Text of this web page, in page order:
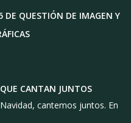
DE QUESTIÓN DE IMAGEN Y
CANTAN JUNTOS
cantemos juntos. En